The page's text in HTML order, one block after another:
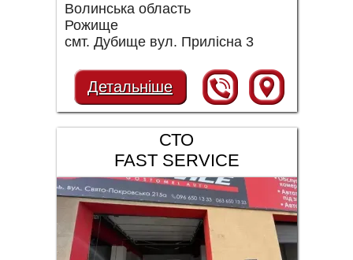
Волинська область
Рожище
смт. Дубище вул. Прилісна 3
Детальніше
СТО
FAST SERVICE